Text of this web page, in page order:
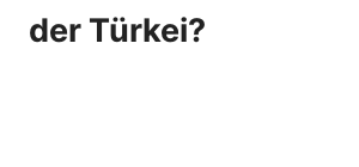
der Türkei?